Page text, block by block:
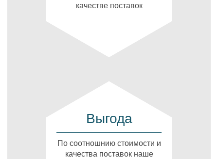
качестве поставок
Выгода
По соотношнию стоимости и
качества поставок наше